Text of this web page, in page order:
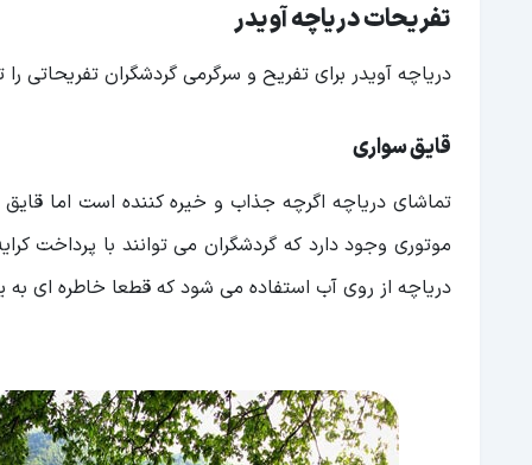
تفریحات دریاچه آویدر
دریاچه آویدر برای تفریح و سرگرمی گردشگران تفریحاتی
قایق سواری
تماشای دریاچه اگرچه جذاب و خیره کننده است اما قایق
موتوری وجود دارد که گردشگران می توانند با پرداخت
دریاچه از روی آب استفاده می شود که قطعا خاطره ای به